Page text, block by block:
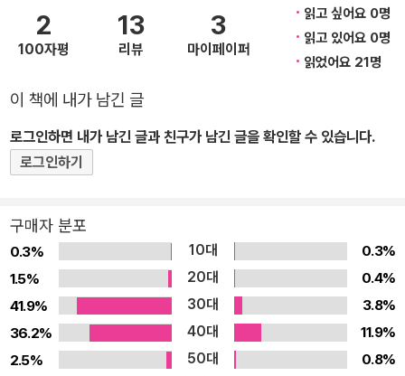
는 지팡이를 쥐는 법과 지팡이를 사용해서 돌아다니는 방법을 배워
나갑니다. 지팡이가 부딪쳐 내는 소리를 듣고 앞에 무엇이 있는지, 그
때마다 지팡이에 닿는 느낌이 어떤지 익힙니다. 그러다보니 그것들을
를 사용하게 됩니다. 친구들이 어떻게 생각할까 걱정도 좀 했지만 다
들 잘 이해해 줍니다. 누군가 동정 어린 시선을 보낼 때 발레리는 가장
마음이 아픕니다. 때로는 눈이 보이지 않는다고 듣지도 못하는 줄 아
하는 사람들도 있으니까요. 그런 사람은 아마도 모를 겁니다. 발레리
가 얼마나 많은 일을 할 수 있는지를, 그리고 발레리가 여느 아이와 다
르지 않다는 것을, 그리고 눈 말고도 세상을 보는 방법이 정말 많다는
것을요. 흰지팡이의 의미 지팡이는 발레리가 절망을 딛고 여느 아이
처럼 살아가는 데에 큰 힘이 된 도구입니다. 발레리처럼 눈이 거의 보
이지 않게 되었을 때에 가장 먼저 겪는 어려움이 단독 보행 능력을 잃
어버리는 것입니다. 자기가 하고자 하는 대로 움직이지 못하니 일상
2
100자평
13
리뷰
3
마이페이퍼
읽고 싶어요 0명
읽고 있어요 0명
읽었어요 21명
이 책에 내가 남긴 글
로그인하면 내가 남긴 글과 친구가 남긴 글을 확인할 수 있습니다.
로그인하기
구매자 분포
0.3% 10대
0.3%
1.5%
20대
0.4%
41.9%
30대
3.8%
36.2%
40대
11.9%
2.5%
50대
0.8%